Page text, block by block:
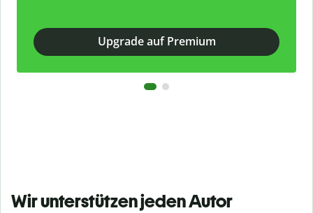
Upgrade auf Premium
Wir unterstützen jeden Autor